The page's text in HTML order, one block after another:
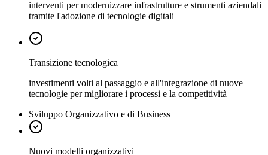
interventi per modernizzare infrastrutture e strumenti aziendali
tramite l'adozione di tecnologie digitali
Transizione tecnologica
investimenti volti al passaggio e all'integrazione di nuove
tecnologie per migliorare i processi e la competitività
Sviluppo Organizzativo e di Business
Nuovi modelli organizzativi